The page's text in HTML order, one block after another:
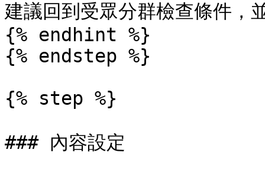
建議回到受眾分群檢查條件，
{% endhint %}
{% endstep %}
{% step %}
### 內容設定